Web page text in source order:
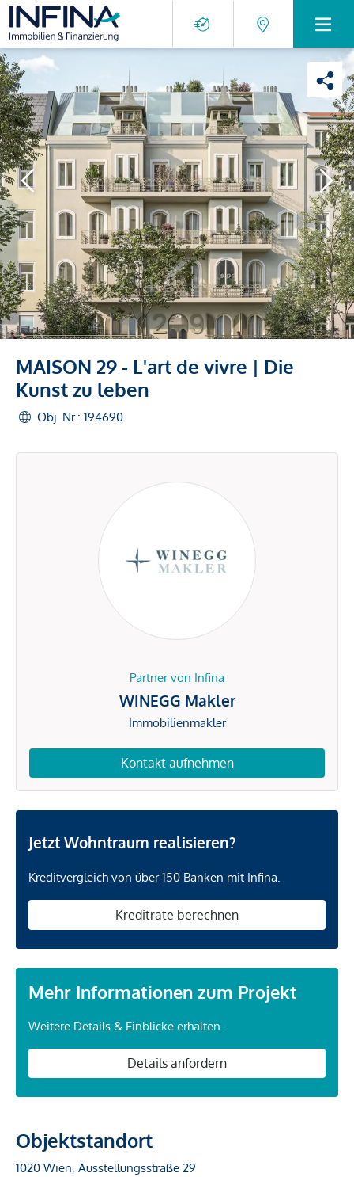
MAISON 29 - L'art de vivre | Die
Kunst zu leben
Obj. Nr.: 194690
Partner von Infina
WINEGG Makler
Immobilienmakler
Kontakt aufnehmen
Jetzt Wohntraum realisieren?
Kreditvergleich von über 150 Banken mit Infina.
Kreditrate berechnen
Mehr Informationen zum Projekt
Weitere Details & Einblicke erhalten.
Details anfordern
Objektstandort
1020 Wien, Ausstellungsstraße 29